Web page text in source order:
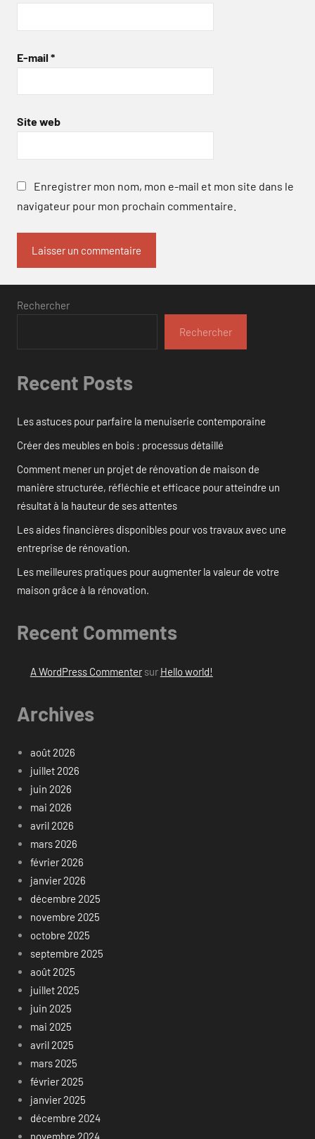
E-mail *
Site web
Enregistrer mon nom, mon e-mail et mon site dans le
navigateur pour mon prochain commentaire.
Rechercher
Rechercher
Recent Posts
Les astuces pour parfaire la menuiserie contemporaine
Créer des meubles en bois : processus détaillé
Comment mener un projet de rénovation de maison de
manière structurée, réfléchie et efficace pour atteindre un
résultat à la hauteur de ses attentes
Les aides financières disponibles pour vos travaux avec une
entreprise de rénovation.
Les meilleures pratiques pour augmenter la valeur de votre
maison grâce à la rénovation.
Recent Comments
A WordPress Commentersur Hello world!
Archives
août 2026
juillet 2026
juin 2026
mai 2026
avril 2026
mars 2026
février 2026
janvier 2026
décembre 2025
novembre 2025
octobre 2025
septembre 2025
août 2025
juillet 2025
juin 2025
mai 2025
avril 2025
mars 2025
février 2025
janvier 2025
décembre 2024
novembre 2024